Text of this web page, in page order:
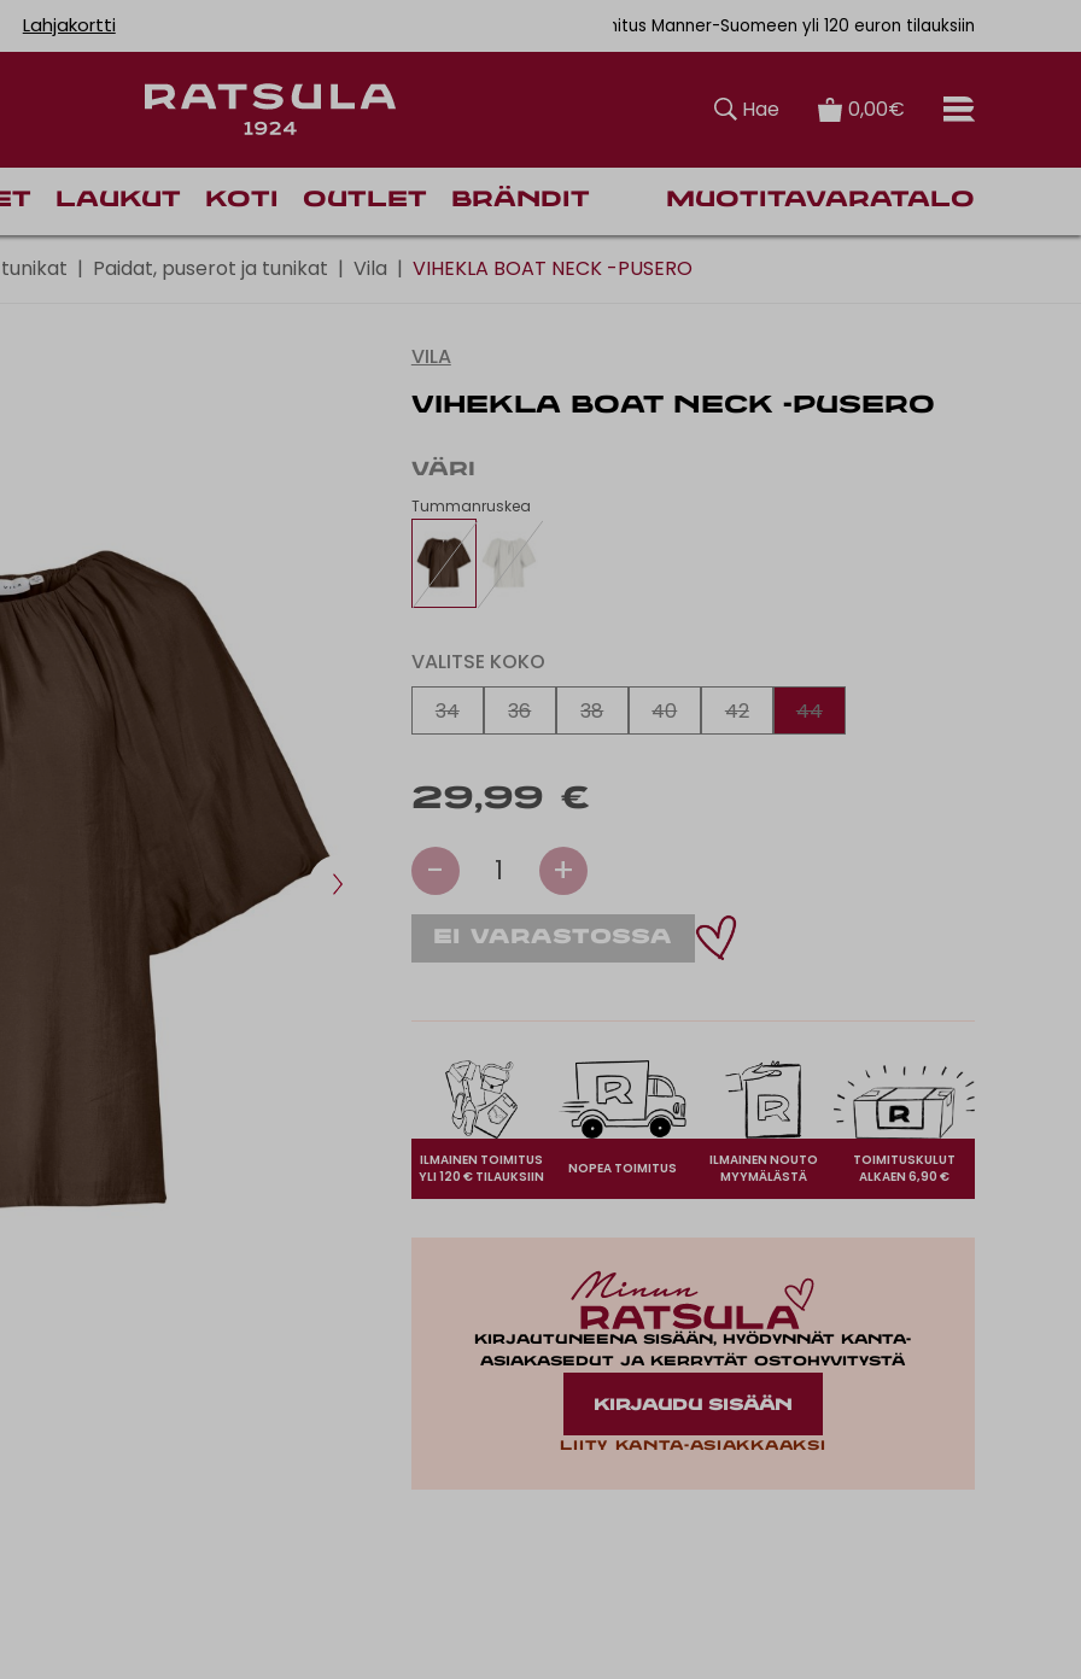
Lahjakortti Ilmainen toimitus Manner-Suomeen yli 120 euron tilauksiin
Hae 0,00€
Laukut Koti Outlet Brändit Muotitavaratalo
| Paidat, puserot ja tunikat | Vila | VIHEKLA BOAT NECK -PUSERO
VILA
VIHEKLA BOAT NECK -PUSERO
VÄRI
Tummanruskea
VALITSE KOKO
34
36 38 40 42 44
29,99 €
- 1 +
ILMAINEN TOIMITUS
YLI 120 € TILAUKSIIN
NOPEA TOIMITUS
ILMAINEN NOUTO
MYYMÄLÄSTÄ
TOIMITUSKULUT
ALKAEN 6,90 €
Kirjautuneena sisään, hyödynnät kanta-
asiakasedut ja kerrytät ostohyvitystä
KIRJAUDU SISÄÄN
Liity kanta-asiakkaaksi